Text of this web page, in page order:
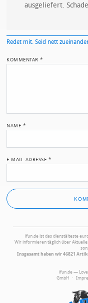
ausgeliefert. Schade
Redet mit. Seid nett
KOMMENTAR*
NAME *
E-MAIL-ADRESSE *
ifun.de ist das dienstälteste
Wir informieren täglich über
Insgesamt haben wir 46821
ifun.de —
GmbH ·